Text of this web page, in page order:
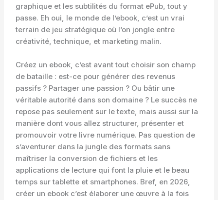
graphique et les subtilités du format ePub, tout y
passe. Eh oui, le monde de l’ebook, c’est un vrai
terrain de jeu stratégique où l’on jongle entre
créativité, technique, et marketing malin.
Créez un ebook, c’est avant tout choisir son champ
de bataille : est-ce pour générer des revenus
passifs ? Partager une passion ? Ou bâtir une
véritable autorité dans son domaine ? Le succès ne
repose pas seulement sur le texte, mais aussi sur la
manière dont vous allez structurer, présenter et
promouvoir votre livre numérique. Pas question de
s’aventurer dans la jungle des formats sans
maîtriser la conversion de fichiers et les
applications de lecture qui font la pluie et le beau
temps sur tablette et smartphones. Bref, en 2026,
créer un ebook c’est élaborer une œuvre à la fois